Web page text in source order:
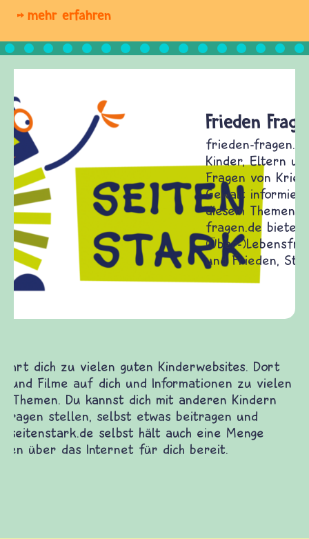
mehr erfahren
Kinder, Eltern und ErzieherInnen das zu
Fragen von Krieg und Frieden, Streit und
Gewalt informiert und einen Austausch zu
diesem Themenbereich ermöglicht. frieden-
fragen.de bietet Antworten auf wichtige
(Über-)Lebensfragen aus den Bereichen Krieg